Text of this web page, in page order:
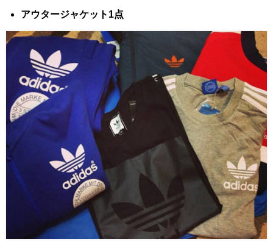
アウタージャケット1点